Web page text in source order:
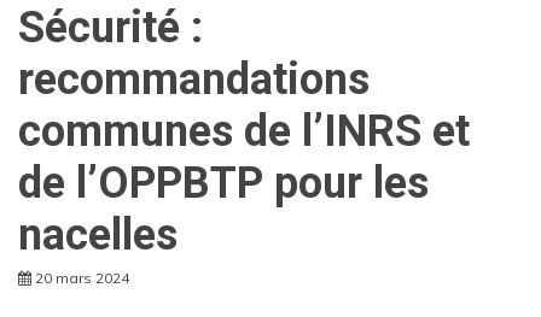
Sécurité :
recommandations
communes de l’INRS et
de l’OPPBTP pour les
nacelles
20 mars 2024